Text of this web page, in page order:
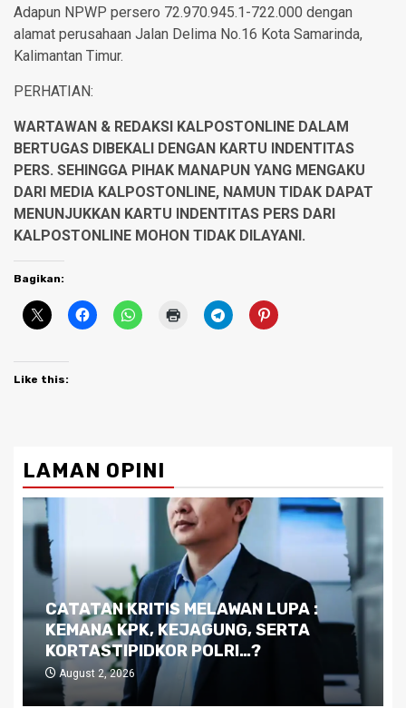
Adapun NPWP persero 72.970.945.1-722.000 dengan
alamat perusahaan Jalan Delima No.16 Kota Samarinda,
Kalimantan Timur.
PERHATIAN:
WARTAWAN & REDAKSI KALPOSTONLINE DALAM
BERTUGAS DIBEKALI DENGAN KARTU INDENTITAS
PERS. SEHINGGA PIHAK MANAPUN YANG MENGAKU
DARI MEDIA KALPOSTONLINE, NAMUN TIDAK DAPAT
MENUNJUKKAN KARTU INDENTITAS PERS DARI
KALPOSTONLINE MOHON TIDAK DILAYANI.
Bagikan:
Like this:
LAMAN OPINI
MELAWAN LUPA :
SERTA
POLRI…?
Dilema Kaltim di
Kutukan Sumber
Pemimpin yang